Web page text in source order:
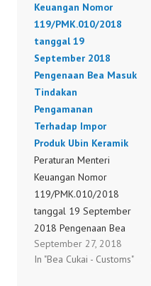
Keuangan Nomor
119/PMK.010/2018
tanggal 19
September 2018
Pengenaan Bea Masuk
Tindakan
Pengamanan
Terhadap Impor
Produk Ubin Keramik
Peraturan Menteri
Keuangan Nomor
119/PMK.010/2018
tanggal 19 September
2018 Pengenaan Bea
Masuk Tindakan
Pengamanan Terhadap
September 27, 2018
In "Bea Cukai - Customs"